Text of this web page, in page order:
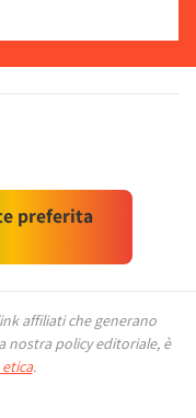
preferita
affiliati che generano
nostra policy editoriale, è
.